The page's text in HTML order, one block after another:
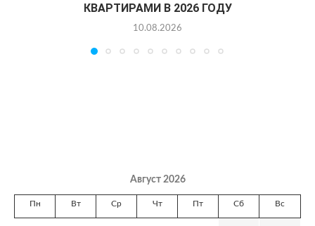
КВАРТИРАМИ В 2026 ГОДУ
10.08.2026
Август 2026
Пн Вт Ср Чт Пт Сб Вс